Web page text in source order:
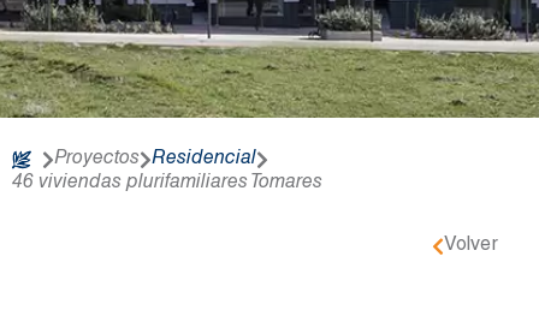
Proyectos
Residencial
46 viviendas plurifamiliares Tomares
Volver